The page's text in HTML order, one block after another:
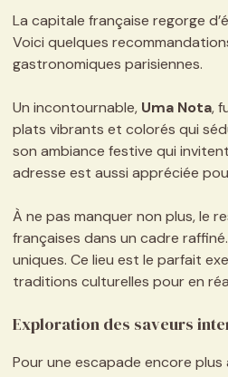
La capitale française regorge
Voici quelques
gastronomiques parisiennes.
Un incontournable, Uma Nota,
plats vibrants et colorés qui
son ambiance festive qui
adresse est aussi appréciée
À ne pas manquer non plus, le
françaises dans un cadre
uniques. Ce lieu est le parfait
traditions culturelles pour en
Exploration des saveurs
Pour une escapade encore plus